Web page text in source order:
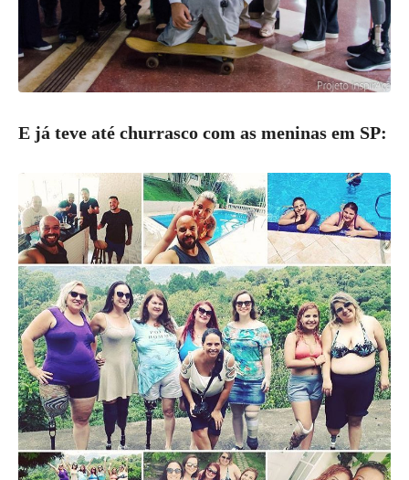
E já teve até churrasco com as meninas em SP: